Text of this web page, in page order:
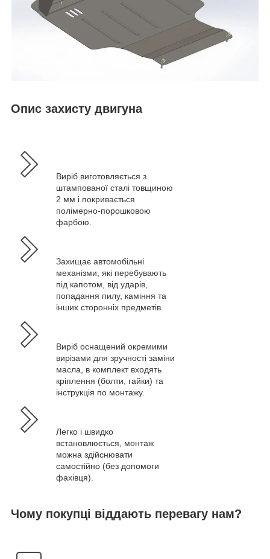
Опис захисту двигуна
Виріб виготовляється з
штампованої сталі товщиною
2 мм і покривається
полімерно-порошковою
фарбою.
Захищає автомобільні
механізми, які перебувають
під капотом, від ударів,
попадання пилу, каміння та
інших сторонніх предметів.
Виріб оснащений окремими
вирізами для зручності заміни
масла, в комплект входять
кріплення (болти, гайки) та
інструкція по монтажу.
Легко і швидко
встановлюється, монтаж
можна здійснювати
самостійно (без допомоги
фахівця).
Чому покупці віддають перевагу нам?